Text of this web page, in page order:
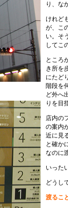
り、な
けれど
が、こ
い。そ
してこ
ところ
き所を
にたど
階段を
ど外へ
りを目
店内の
の案内
近に見
と確か
なのに
いった
どうし
渡るこ